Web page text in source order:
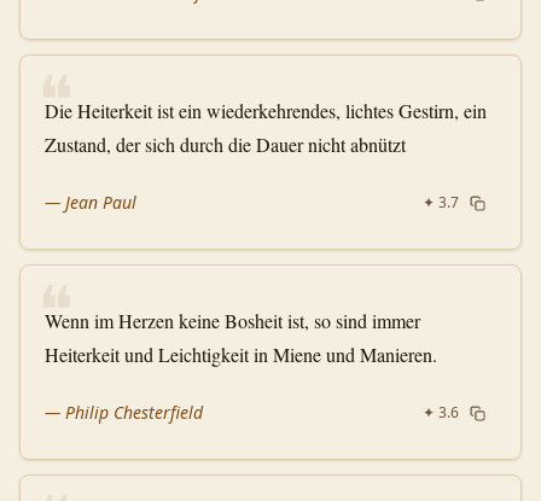
❝
Die Heiterkeit ist ein wiederkehrendes, lichtes Gestirn, ein
Zustand, der sich durch die Dauer nicht abnützt
— Jean Paul ✦ 3.7
❝
Wenn im Herzen keine Bosheit ist, so sind immer
Heiterkeit und Leichtigkeit in Miene und Manieren.
— Philip Chesterfield ✦ 3.6